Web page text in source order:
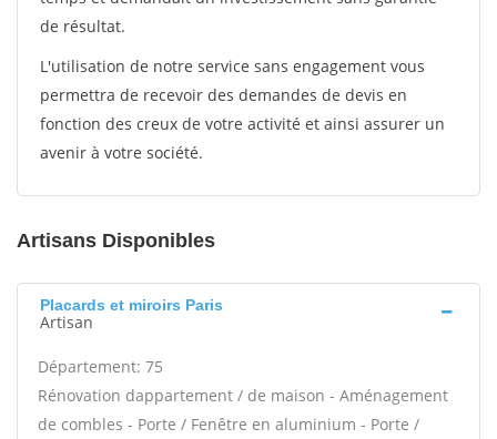
de résultat.
L'utilisation de notre service sans engagement vous
permettra de recevoir des demandes de devis en
fonction des creux de votre activité et ainsi assurer un
avenir à votre société.
Artisans Disponibles
Placards et miroirs Paris
Artisan
Département: 75
Rénovation dappartement / de maison - Aménagement
de combles - Porte / Fenêtre en aluminium - Porte /